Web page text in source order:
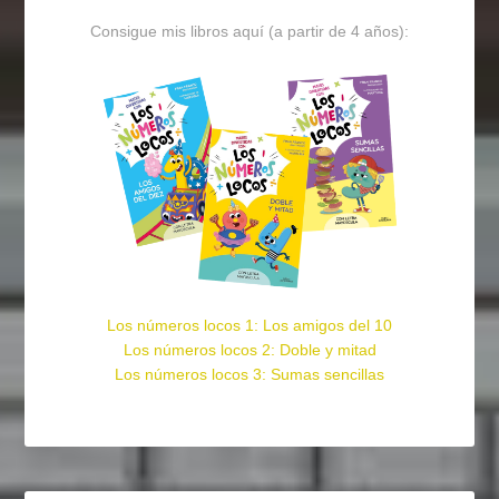
Consigue mis libros aquí (a partir de 4 años):
Los números locos 1: Los amigos del 10
Los números locos 2: Doble y mitad
Los números locos 3: Sumas sencillas